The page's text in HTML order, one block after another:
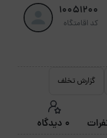
10051200
کد اقامتگاه
گزارش تخلف
0 دیدگاه